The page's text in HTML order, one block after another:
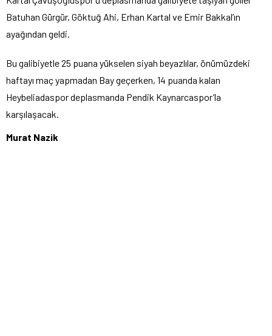
Batuhan Gürgür, Göktuğ Ahi, Erhan Kartal ve Emir Bakkal’ın
ayağından geldi.
Bu galibiyetle 25 puana yükselen siyah beyazlılar, önümüzdeki
haftayı maç yapmadan Bay geçerken, 14 puanda kalan
Heybeliadaspor deplasmanda Pendik Kaynarcaspor’la
karşılaşacak.
Murat Nazik